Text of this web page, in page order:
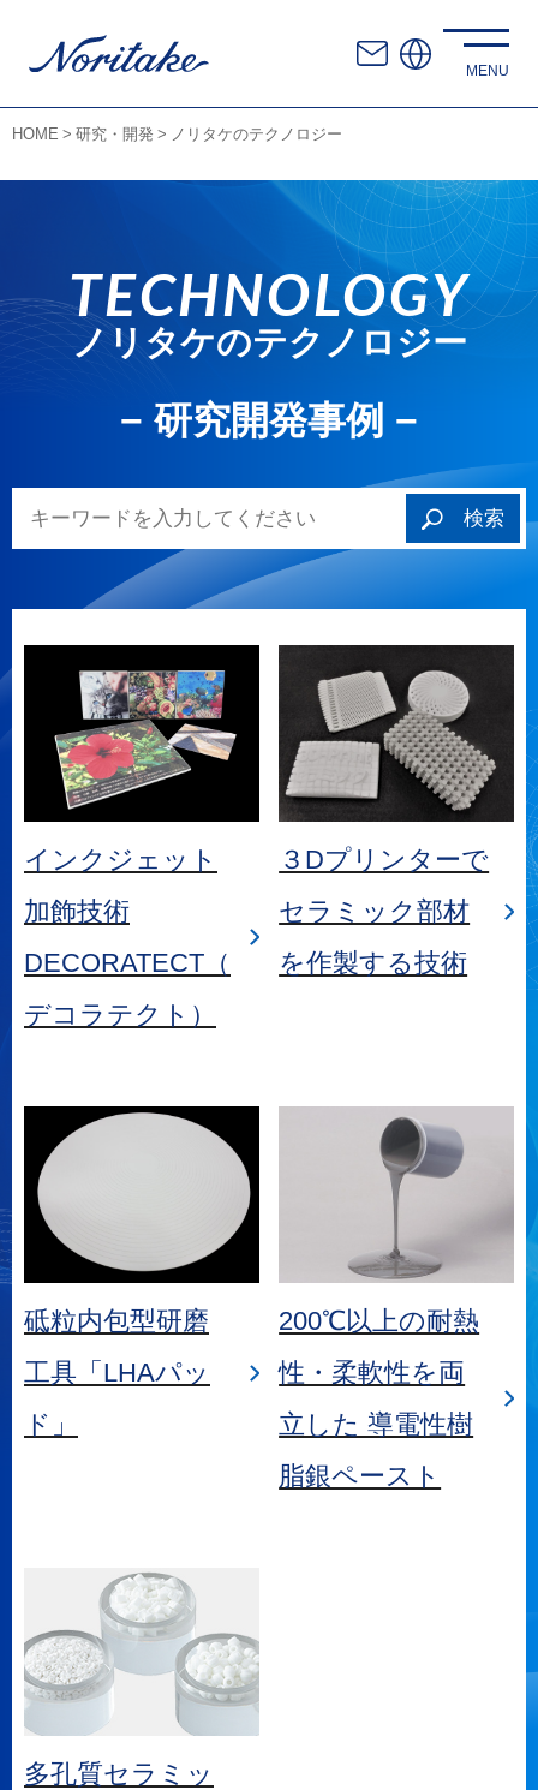
HOME 研究・開発 ノリタケのテクノロジー
TECHNOLOGY
ノリタケのテクノロジー
− 研究開発事例 −
検索
インクジェット
加飾技術
DECORATECT（
デコラテクト）
３Dプリンターで
セラミック部材
を作製する技術
砥粒内包型研磨
工具「LHAパッ
ド」
200℃以上の耐熱
性・柔軟性を両
立した 導電性樹
脂銀ペースト
多孔質セラミッ